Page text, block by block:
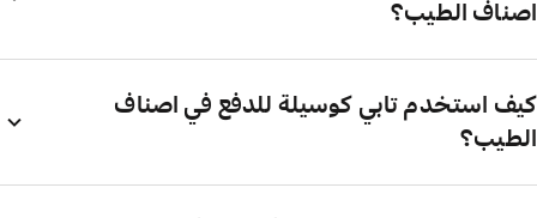
اصناف الطيب؟
كيف استخدم تابي كوسيلة للدفع في اصناف
الطيب؟